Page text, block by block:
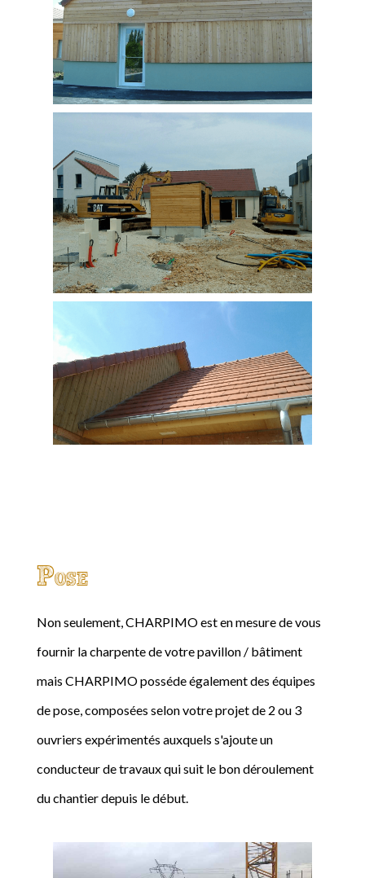
Pose
Non seulement, CHARPIMO est en mesure de vous
fournir la charpente de votre pavillon / bâtiment
mais CHARPIMO posséde également des équipes
de pose, composées selon votre projet de 2 ou 3
ouvriers expérimentés auxquels s'ajoute un
conducteur de travaux qui suit le bon déroulement
du chantier depuis le début.